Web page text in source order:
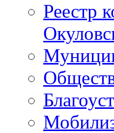
Реестр